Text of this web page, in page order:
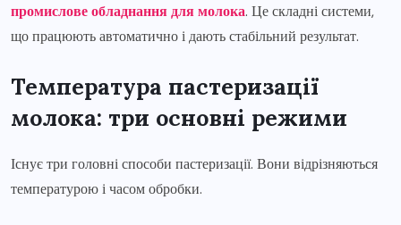
промислове обладнання для молока. Це складні системи,
що працюють автоматично і дають стабільний результат.
Температура пастеризації
молока: три основні режими
Існує три головні способи пастеризації. Вони відрізняються
температурою і часом обробки.